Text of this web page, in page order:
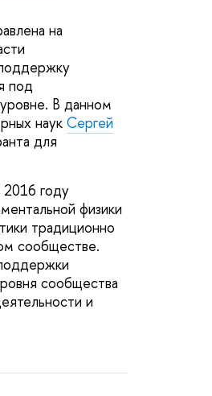
на
под
В данном
наук Сергей
для
году
физики
традиционно
сообществе.
сообщества
и